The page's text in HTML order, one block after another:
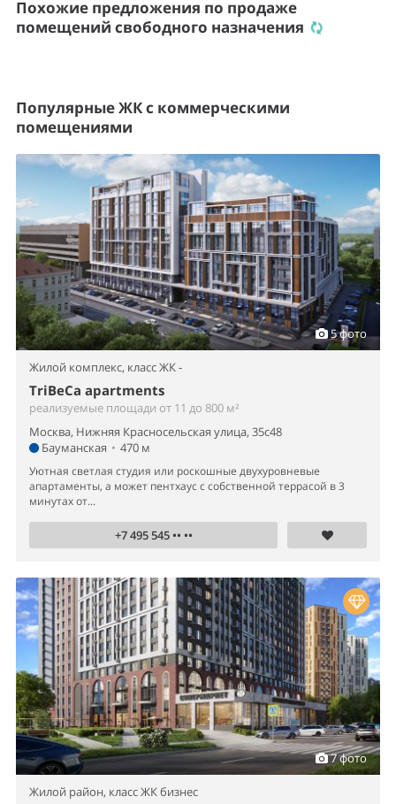
Похожие предложения по продаже
помещений свободного назначения
Популярные ЖК с коммерческими
помещениями
5 фото
Жилой комплекс, класс ЖК -
TriBeCa apartments
реализуемые площади от 11 до 800 м²
Москва, Нижняя Красносельская улица, 35с48
Бауманская • 470 м
Уютная светлая студия или роскошные двухуровневые
апартаменты, а может пентхаус с собственной террасой в 3
минутах от...
+7 495 545 •• ••
7 фото
Жилой район, класс ЖК бизнес